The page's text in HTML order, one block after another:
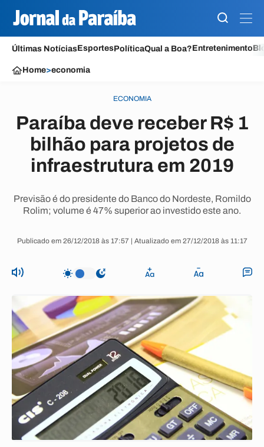
Últimas NotíciasEsportesPolíticaQual a Boa?Entretenimento
Home>economia
ECONOMIA
Paraíba deve receber R$ 1
bilhão para projetos de
infraestrutura em 2019
Previsão é do presidente do Banco do Nordeste, Romildo
Rolim; volume é 47% superior ao investido este ano.
Publicado em 26/12/2018 às 17:57 | Atualizado em 27/12/2018 às 11:17